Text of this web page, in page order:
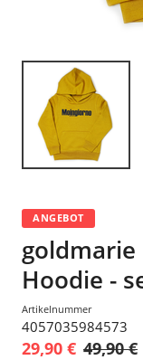
ANGEBOT
goldmarie
Hoodie -
Artikelnummer
4057035984573
29,90 € 49,90 €